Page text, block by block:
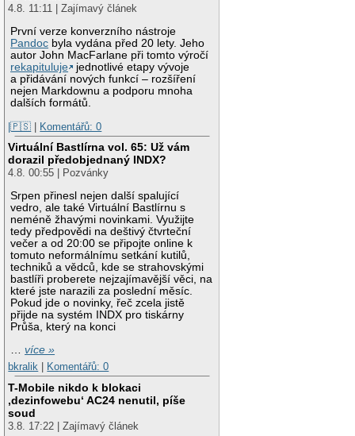
4.8. 11:11 | Zajímavý článek
První verze konverzního nástroje
Pandoc byla vydána před 20 lety. Jeho
autor John MacFarlane při tomto výročí
rekapituluje
jednotlivé etapy vývoje
a přidávání nových funkcí – rozšíření
nejen Markdownu a podporu mnoha
dalších formátů.
|🇵🇸 | Komentářů: 0
Virtuální Bastlírna vol. 65: Už vám
dorazil předobjednaný INDX?
4.8. 00:55 | Pozvánky
Srpen přinesl nejen další spalující
vedro, ale také Virtuální Bastlírnu s
neméně žhavými novinkami. Využijte
tedy předpovědi na deštivý čtvrteční
večer a od 20:00 se připojte online k
tomuto neformálnímu setkání kutilů,
techniků a vědců, kde se strahovskými
bastlíři proberete nejzajímavější věci, na
které jste narazili za poslední měsíc.
Pokud jde o novinky, řeč zcela jistě
přijde na systém INDX pro tiskárny
Průša, který na konci
…více »
bkralik
Komentářů: 0
T-Mobile nikdo k blokaci
‚dezinfowebu‘ AC24 nenutil, píše
soud
3.8. 17:22 | Zajímavý článek